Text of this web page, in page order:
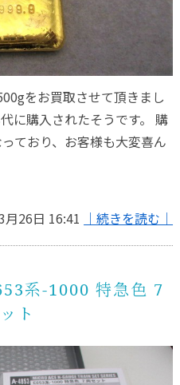
をお買取させて頂きまし
に購入されたそうです。 購
ており、お客様も大変喜ん
月26日 16:41 ｜続きを読む｜
系-1000 特急色 7
ト